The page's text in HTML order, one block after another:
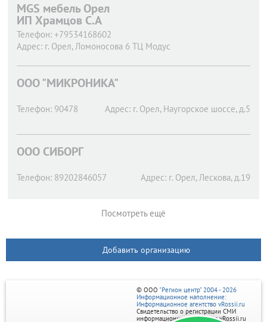
MGS мебель Орел
ИП Храмцов С.А
Телефон: +79534168602
Адрес: г. Орел, Ломоносова 6 ТЦ Модус
OOO "МИКРОНИКА"
Телефон: 90478 Адрес: г. Орел, Наугорское шоссе, д.5
OOO СИБОРГ
Телефон: 89202846057 Адрес: г. Орел, Лескова, д.19
Посмотреть ещё
Добавить организацию
© ООО "Регион центр" 2004 - 2026
Информационное наполнение:
Информационное агентство vRossii.ru
Свидетельство о регистрации СМИ
информационного агентства vRossii.ru